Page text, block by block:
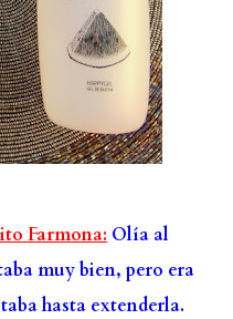
Farmona: Olía al
muy bien, pero era
hasta extenderla.